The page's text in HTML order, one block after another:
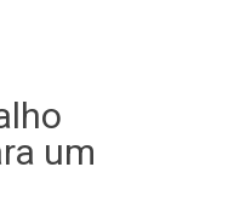
um